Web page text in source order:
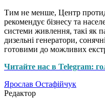
Тим не менше, Центр
рекомендує бізнесу та
системи живлення, такі як
дизельні генератори,
готовими до можливих
Читайте нас в Telegram:
Ярослав Остафійчук
Редактор